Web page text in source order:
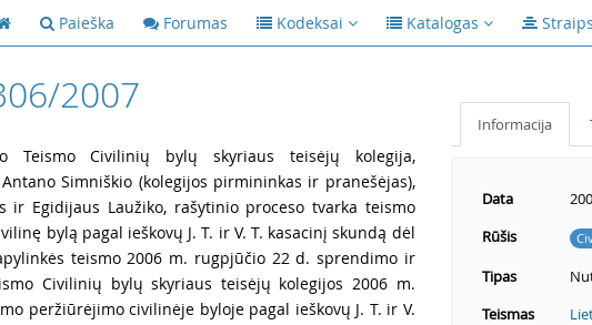
Paieška Forumas Kodeksai Katalogas
2007
Teismo Civilinių bylų skyriaus teisėjų kolegija,
Simniškio (kolegijos pirmininkas ir pranešėjas),
ir Egidijaus Laužiko, rašytinio proceso tvarka teismo
bylą pagal ieškovų J. T. ir V. T. kasacinį skundą dėl
teismo 2006 m. rugpjūčio 22 d. sprendimo ir
Civilinių bylų skyriaus teisėjų kolegijos 2006 m.
peržiūrėjimo civilinėje byloje pagal ieškovų J. T. ir V.
Informacija
Data
Rūšis
Tipas
Teismas